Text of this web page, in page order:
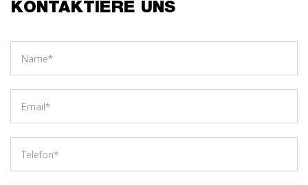
KONTAKTIERE UNS